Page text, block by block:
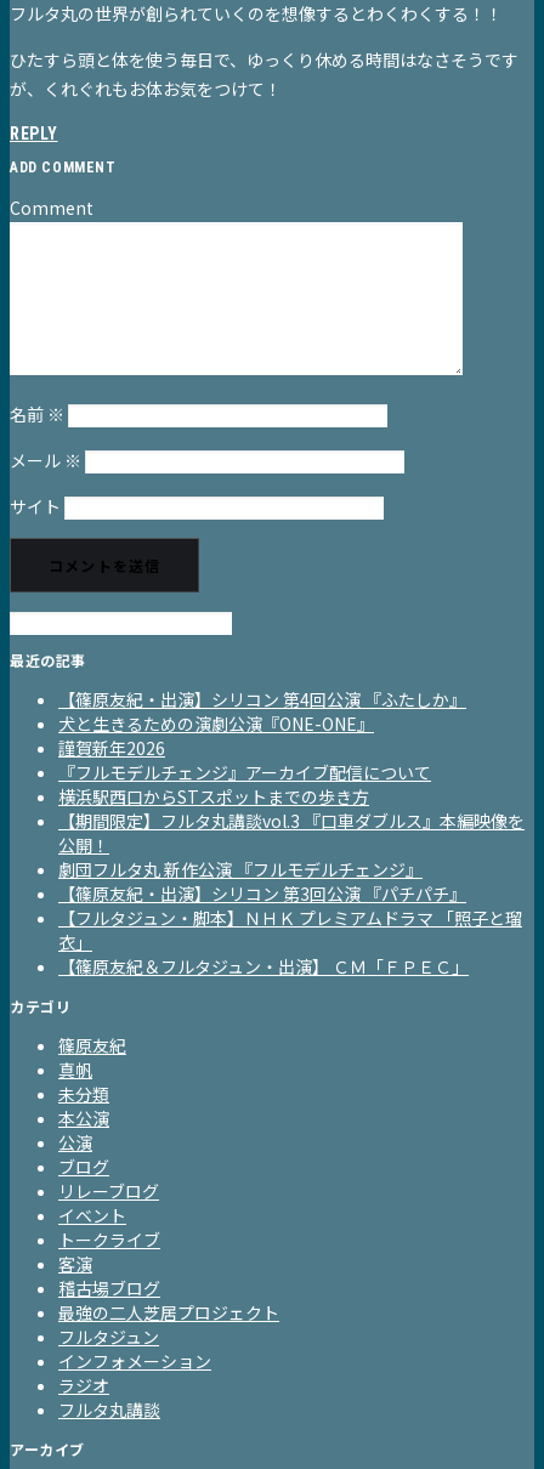
フルタ丸の世界が創られていくのを想像するとわくわくする！！
ひたすら頭と体を使う毎日で、ゆっくり休める時間はなさそうです
が、くれぐれもお体お気をつけて！
REPLY
ADD COMMENT
Comment
名前 ※
メール ※
サイト
最近の記事
【篠原友紀・出演】シリコン 第4回公演 『ふたしか』
犬と生きるための演劇公演『ONE-ONE』
謹賀新年2026
『フルモデルチェンジ』アーカイブ配信について
横浜駅西口からSTスポットまでの歩き方
【期間限定】フルタ丸講談vol.3 『口車ダブルス』本編映像を
公開！
劇団フルタ丸 新作公演 『フルモデルチェンジ』
【篠原友紀・出演】シリコン 第3回公演 『パチパチ』
【フルタジュン・脚本】ＮＨＫ プレミアムドラマ 「照子と瑠
衣」
【篠原友紀＆フルタジュン・出演】 ＣＭ「ＦＰＥＣ」
カテゴリ
篠原友紀
真帆
未分類
本公演
公演
ブログ
リレーブログ
イベント
トークライブ
客演
稽古場ブログ
最強の二人芝居プロジェクト
フルタジュン
インフォメーション
ラジオ
フルタ丸講談
アーカイブ